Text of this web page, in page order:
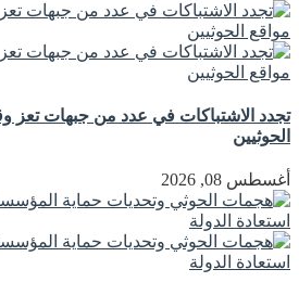
تجدد الاشتباكات في عدد من جبهات تعز
الحوثيين
أغسطس 08, 2026